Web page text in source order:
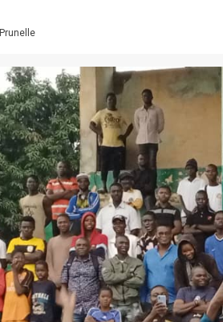
Prunelle